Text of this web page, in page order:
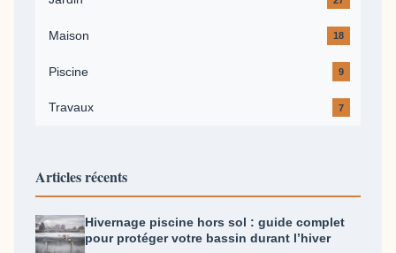
Maison 18
Piscine 9
Travaux 7
Articles récents
Hivernage piscine hors sol : guide complet
pour protéger votre bassin durant l’hiver